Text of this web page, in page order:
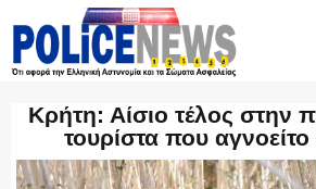
ΤΡΟΧΑΙΑ
ΟΠΚΕ
Κρήτη: Αίσιο τέλος στην
τουρίστα που